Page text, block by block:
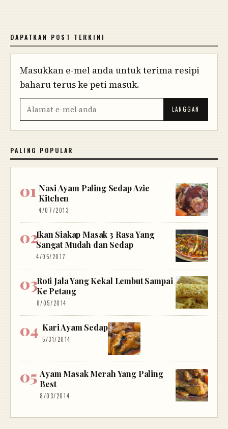
DAPATKAN POST TERKINI
Masukkan e-mel anda untuk terima resipi
baharu terus ke peti masuk.
PALING POPULAR
Nasi Ayam Paling Sedap Azie
Kitchen
4/07/2013
Ikan Siakap Masak 3 Rasa Yang
Sangat Mudah dan Sedap
4/05/2017
Roti Jala Yang Kekal Lembut Sampai
Ke Petang
8/05/2014
Kari Ayam Sedap
5/31/2014
Ayam Masak Merah Yang Paling
Best
8/03/2014